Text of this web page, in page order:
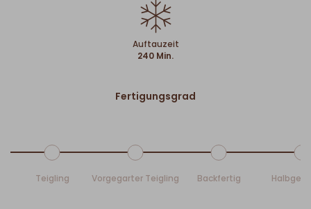
Auftauzeit
240 Min.
Fertigungsgrad
Teigling Vorgegarter Teigling Backfertig